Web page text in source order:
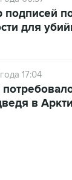
подписей
для
17:04
в